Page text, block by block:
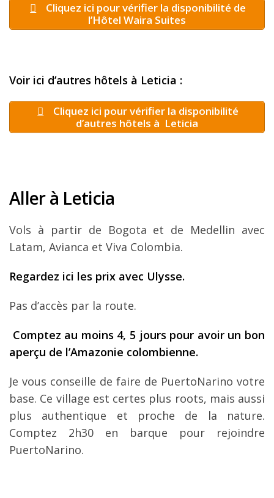
Cliquez ici pour vérifier la disponibilité de
l’Hôtel Waira Suites
Voir ici d’autres hôtels à Leticia :
Cliquez ici pour vérifier la disponibilité
d’autres hôtels à Leticia
Aller à Leticia
Vols à partir de Bogota et de Medellin avec
Latam, Avianca et Viva Colombia.
Regardez ici les prix avec Ulysse.
Pas d’accès par la route.
Comptez au moins 4, 5 jours pour avoir un bon
aperçu de l’Amazonie colombienne.
Je vous conseille de faire de PuertoNarino votre
base. Ce village est certes plus roots, mais aussi
plus authentique et proche de la nature.
Comptez 2h30 en barque pour rejoindre
PuertoNarino.